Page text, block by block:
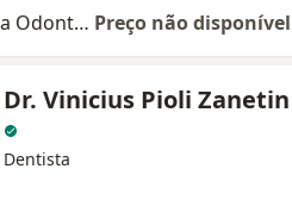
Primeira consulta Odontológica Preço não disponível
Dr. Vinicius Pioli Zanetin
Dentista